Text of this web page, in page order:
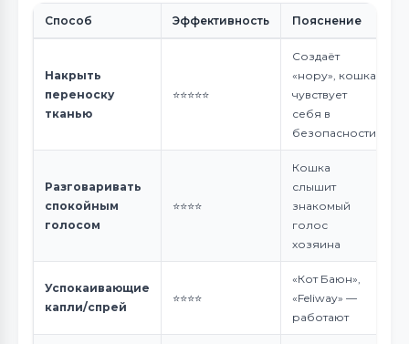
Способ Эффективность Пояснение
Накрыть
переноску
тканью
⭐⭐⭐⭐⭐
Создаёт
«нору», кошка
чувствует
себя в
безопасности
Разговаривать
спокойным
голосом
⭐⭐⭐⭐
Кошка
слышит
знакомый
голос
хозяина
Успокаивающие
капли/спрей
⭐⭐⭐⭐
«Кот Баюн»,
«Feliway» —
работают